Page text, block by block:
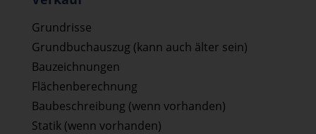
Grundrisse
Grundbuchauszug (kann auch älter sein)
Bauzeichnungen
Flächenberechnung
Baubeschreibung (wenn vorhanden)
Statik (wenn vorhanden)